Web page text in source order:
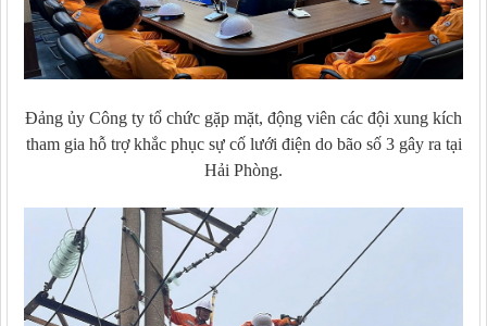
Đảng ủy Công ty tổ chức gặp mặt, động viên các đội xung kích
tham gia hỗ trợ khắc phục sự cố lưới điện do bão số 3 gây ra tại
Hải Phòng.